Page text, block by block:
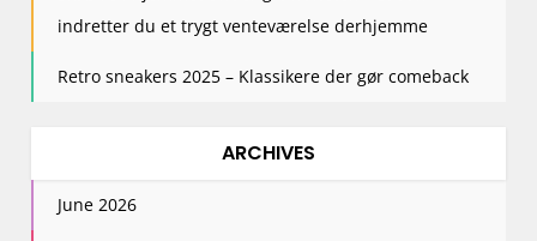
indretter du et trygt venteværelse derhjemme
Retro sneakers 2025 – Klassikere der gør comeback
ARCHIVES
June 2026